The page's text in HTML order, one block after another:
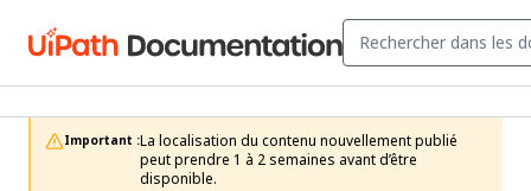
Important :La localisation du contenu nouvellement publié
peut prendre 1 à 2 semaines avant d’être
disponible.